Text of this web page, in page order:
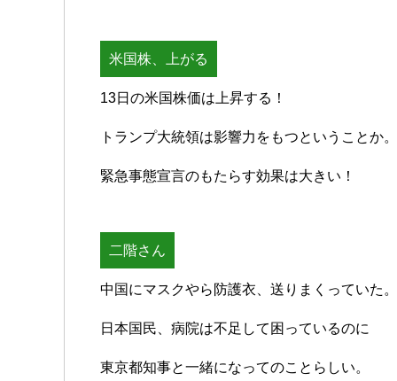
米国株、上がる
13日の米国株価は上昇する！
トランプ大統領は影響力をもつということか。
緊急事態宣言のもたらす効果は大きい！
二階さん
中国にマスクやら防護衣、送りまくっていた。
日本国民、病院は不足して困っているのに
東京都知事と一緒になってのことらしい。